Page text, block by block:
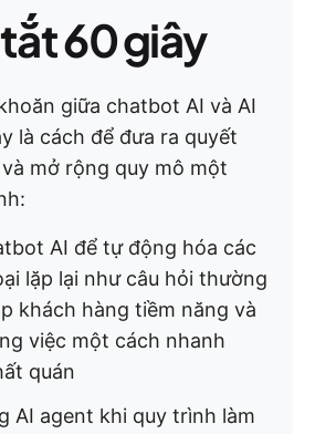
60 giây
giữa chatbot AI và AI
là cách để đưa ra quyết
mở rộng quy mô một
AI để tự động hóa các
lặp lại như câu hỏi thường
khách hàng tiềm năng và
việc một cách nhanh
quán
AI agent khi quy trình làm